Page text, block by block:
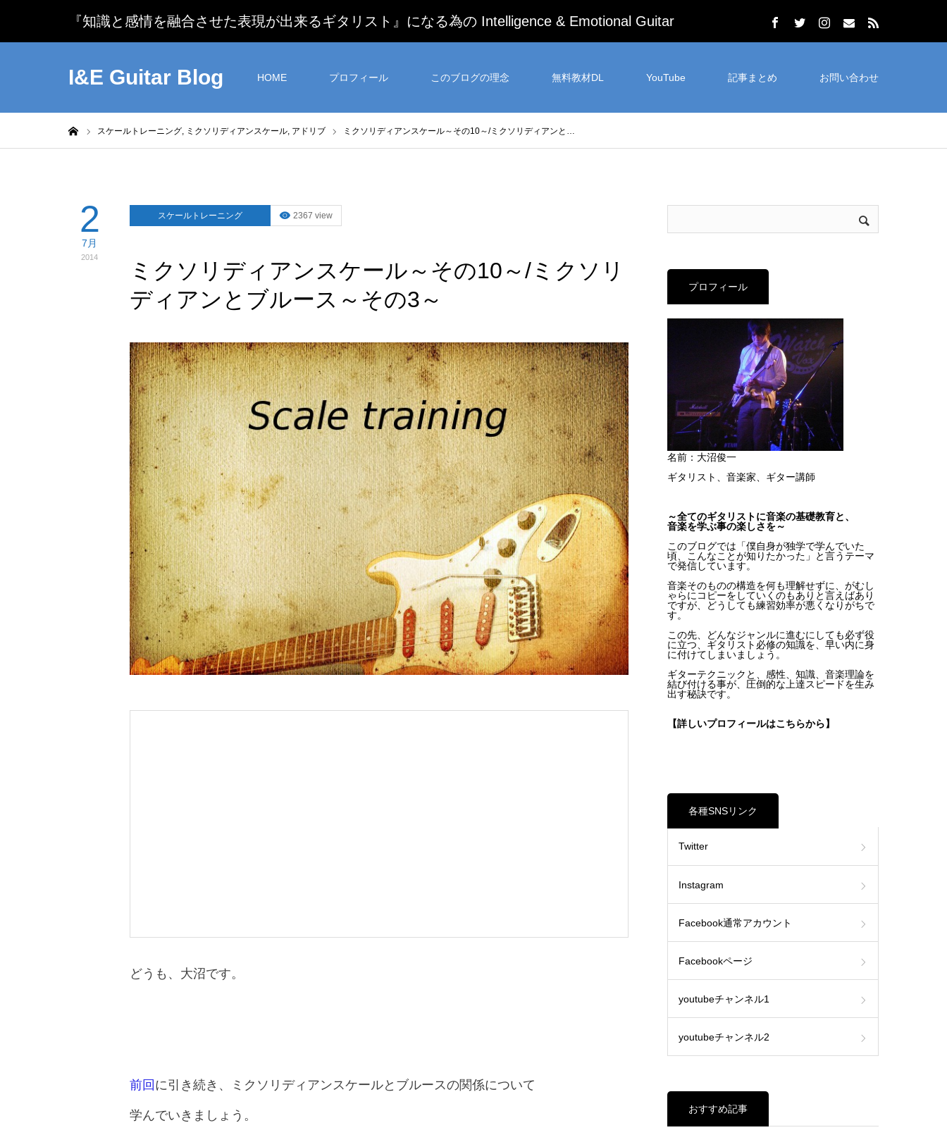
『知識と感情を融合させた表現が出来るギタリスト』になる為の Intelligence & Emotional Guitar
I&E Guitar Blog HOME プロフィール このブログの理念 無料教材DL YouTube 記事まとめ お問い合わせ
スケールトレーニング, ミクソリディアンスケール, アドリブ ミクソリディアンスケール～その10～/ミクソリディアンと…
2
7月
2014
スケールトレーニング 2367 view
ミクソリディアンスケール～その10～/ミクソリ
ディアンとブルース～その3～
どうも、大沼です。
前回 に引き続き、ミクソリディアンスケールとブルースの関係について
学んでいきましょう。
プロフィール
名前：大沼俊一
ギタリスト、音楽家、ギター講師
～全てのギタリストに音楽の基礎教育と、
音楽を学ぶ事の楽しさを～
このブログでは「僕自身が独学で学んでいた
頃、こんなことが知りたかった」と言うテーマ
で発信しています。
音楽そのものの構造を何も理解せずに、がむし
ゃらにコピーをしていくのもありと言えばあり
ですが、どうしても練習効率が悪くなりがちで
す。
この先、どんなジャンルに進むにしても必ず役
に立つ、ギタリスト必修の知識を、早い内に身
に付けてしまいましょう。
ギターテクニックと、感性、知識、音楽理論を
結び付ける事が、圧倒的な上達スピードを生み
出す秘訣です。
【詳しいプロフィールはこちらから】
各種SNSリンク
Twitter
Instagram
Facebook通常アカウント
Facebookページ
youtubeチャンネル1
youtubeチャンネル2
おすすめ記事